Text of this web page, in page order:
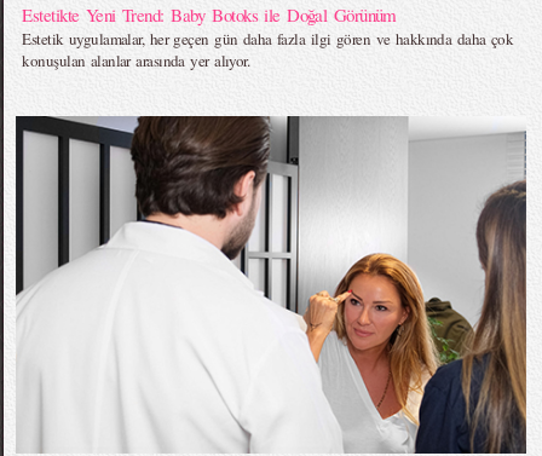
Estetikte Yeni Trend: Baby Botoks ile Doğal Görünüm
Estetik uygulamalar, her geçen gün daha fazla ilgi gören ve hakkında daha çok
konuşulan alanlar arasında yer alıyor.